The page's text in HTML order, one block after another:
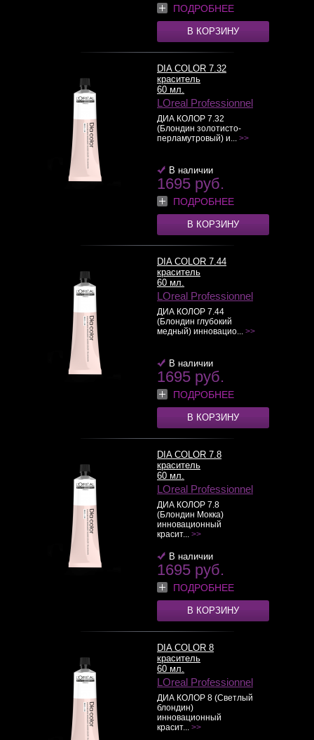
ПОДРОБНЕЕ
В КОРЗИНУ
DIA COLOR 7.32
краситель
60 мл.
LOreal Professionnel
ДИА КОЛОР 7.32
(Блондин золотисто-
перламутровый) и... >>
В наличии
1695 руб.
ПОДРОБНЕЕ
В КОРЗИНУ
DIA COLOR 7.44
краситель
60 мл.
LOreal Professionnel
ДИА КОЛОР 7.44
(Блондин глубокий
медный) инновацио... >>
В наличии
1695 руб.
ПОДРОБНЕЕ
В КОРЗИНУ
DIA COLOR 7.8
краситель
60 мл.
LOreal Professionnel
ДИА КОЛОР 7.8
(Блондин Мокка)
инновационный
красит... >>
В наличии
1695 руб.
ПОДРОБНЕЕ
В КОРЗИНУ
DIA COLOR 8
краситель
60 мл.
LOreal Professionnel
ДИА КОЛОР 8 (Светлый
блондин)
инновационный
красит... >>